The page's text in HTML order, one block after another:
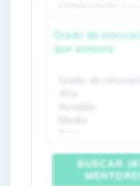
Grado de
que asesora
BUSCAR